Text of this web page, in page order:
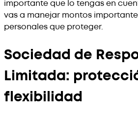
importante que lo tengas en
vas a manejar montos
personales que proteger.
Sociedad de
Limitada:
flexibilidad